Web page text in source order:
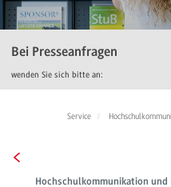
Bei Presseanfragen
wenden Sie sich bitte an:
Service
Hochschulkommunikation und